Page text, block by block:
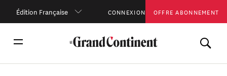
Édition Française CONNEXION OFFRE ABONNEMENT